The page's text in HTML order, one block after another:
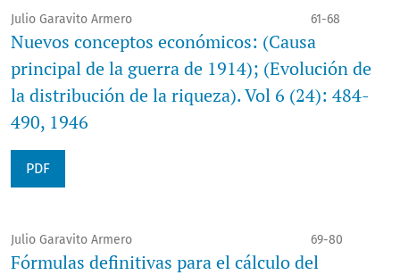
Julio Garavito Armero 61-68
Nuevos conceptos económicos: (Causa
principal de la guerra de 1914); (Evolución de
la distribución de la riqueza). Vol 6 (24): 484-
490, 1946
PDF
Julio Garavito Armero 69-80
Fórmulas definitivas para el cálculo del